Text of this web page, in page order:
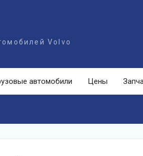
Volvo
автомобили Цены